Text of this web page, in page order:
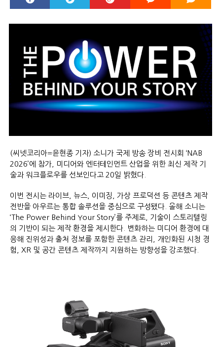
(씨넷코리아=윤현종 기자) 소니가 국제 방송 장비 전시회 ‘NAB
2026’에 참가, 미디어와 엔터테인먼트 산업을 위한 최신 제작 기
술과 워크플로우를 선보인다고 20일 밝혔다.
이번 전시는 라이브, 뉴스, 이미징, 가상 프로덕션 등 콘텐츠 제작
전반을 아우르는 통합 솔루션을 중심으로 구성됐다. 올해 소니는
‘The Power Behind Your Story’를 주제로, 기술이 스토리텔링
의 기반이 되는 제작 환경을 제시한다. 변화하는 미디어 환경에 대
응해 진위성과 출처 정보를 포함한 콘텐츠 관리, 개인화된 시청 경
험, XR 및 공간 콘텐츠 제작까지 지원하는 방향성을 강조했다.